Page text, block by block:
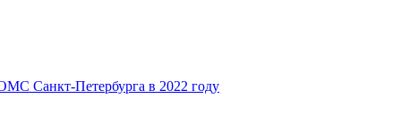
Санкт-Петербурга в 2022 году